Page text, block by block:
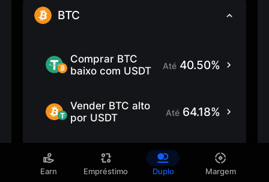
Earn Empréstimo Duplo Margem
BTC
Comprar BTC
baixo com USDT
Até40.50%
Vender BTC alto
por USDT
Até64.18%
Comprar BTC
baixo com USDC
Até 40.51%